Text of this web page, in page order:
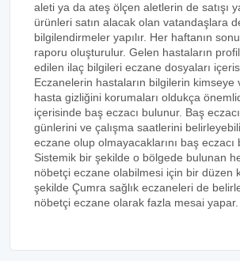
aleti ya da ateş ölçen aletlerin de satışı
ürünleri satın alacak olan vatandaşlara
bilgilendirmeler yapılır. Her haftanın
raporu oluşturulur. Gelen hastaların
edilen ilaç bilgileri eczane dosyaları
Eczanelerin hastaların bilgilerin kimseye
hasta gizliğini korumaları oldukça
içerisinde baş eczacı bulunur. Baş
günlerini ve çalışma saatlerini
eczane olup olmayacaklarını baş eczacı
Sistemik bir şekilde o bölgede bulunan
nöbetçi eczane olabilmesi için bir düzen
şekilde Çumra sağlık eczaneleri de
nöbetçi eczane olarak fazla mesai yapar.